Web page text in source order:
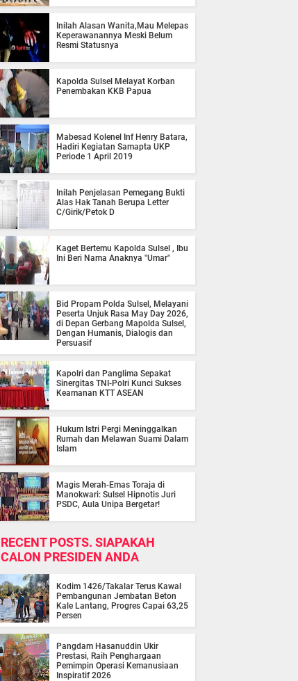
Inilah Alasan Wanita,Mau Melepas
Keperawanannya Meski Belum
Resmi Statusnya
Kapolda Sulsel Melayat Korban
Penembakan KKB Papua
Mabesad Kolenel Inf Henry Batara,
Hadiri Kegiatan Samapta UKP
Periode 1 April 2019
Inilah Penjelasan Pemegang Bukti
Alas Hak Tanah Berupa Letter
C/Girik/Petok D
Kaget Bertemu Kapolda Sulsel , Ibu
Ini Beri Nama Anaknya "Umar"
Bid Propam Polda Sulsel, Melayani
Peserta Unjuk Rasa May Day 2026,
di Depan Gerbang Mapolda Sulsel,
Dengan Humanis, Dialogis dan
Persuasif
Kapolri dan Panglima Sepakat
Sinergitas TNI-Polri Kunci Sukses
Keamanan KTT ASEAN
Hukum Istri Pergi Meninggalkan
Rumah dan Melawan Suami Dalam
Islam
Magis Merah-Emas Toraja di
Manokwari: Sulsel Hipnotis Juri
PSDC, Aula Unipa Bergetar!
RECENT POSTS. SIAPAKAH
CALON PRESIDEN ANDA
Kodim 1426/Takalar Terus Kawal
Pembangunan Jembatan Beton
Kale Lantang, Progres Capai 63,25
Persen
Pangdam Hasanuddin Ukir
Prestasi, Raih Penghargaan
Pemimpin Operasi Kemanusiaan
Inspiratif 2026